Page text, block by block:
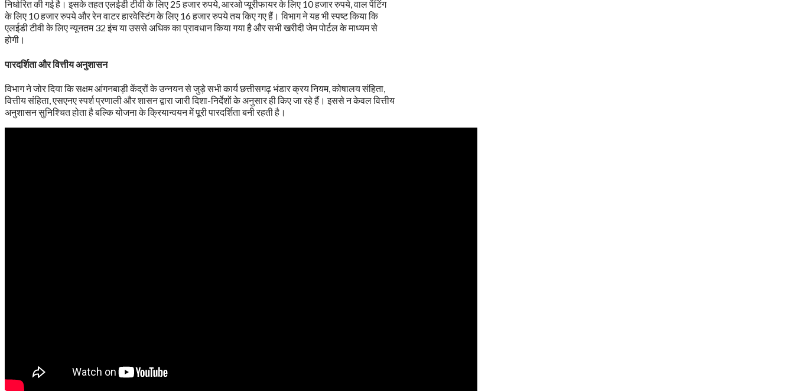
निर्धारित की गई है। इसके तहत एलईडी टीवी के लिए 25 हजार रुपये, आरओ प्यूरीफायर के लिए 10 हजार रुपये, वाल पेंटिंग
के लिए 10 हजार रुपये और रेन वाटर हारवेस्टिंग के लिए 16 हजार रुपये तय किए गए हैं। विभाग ने यह भी स्पष्ट किया कि
एलईडी टीवी के लिए न्यूनतम 32 इंच या उससे अधिक का प्रावधान किया गया है और सभी खरीदी जेम पोर्टल के माध्यम से
होगी।
पारदर्शिता और वित्तीय अनुशासन
विभाग ने जोर दिया कि सक्षम आंगनबाड़ी केंद्रों के उन्नयन से जुड़े सभी कार्य छत्तीसगढ़ भंडार क्रय नियम, कोषालय संहिता,
वित्तीय संहिता, एसएनए स्पर्श प्रणाली और शासन द्वारा जारी दिशा-निर्देशों के अनुसार ही किए जा रहे हैं। इससे न केवल वित्तीय
अनुशासन सुनिश्चित होता है बल्कि योजना के क्रियान्वयन में पूरी पारदर्शिता बनी रहती है।